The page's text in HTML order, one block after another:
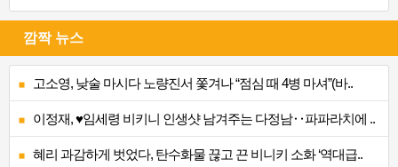
깜짝 뉴스
고소영, 낮술 마시다 노량진서 쫓겨나 “점심 때 4병 마셔”(바..
이정재, ♥임세령 비키니 인생샷 남겨주는 다정남‥파파라치에 ..
혜리 과감하게 벗었다, 탄수화물 끊고 끈 비니키 소화 ‘역대급..